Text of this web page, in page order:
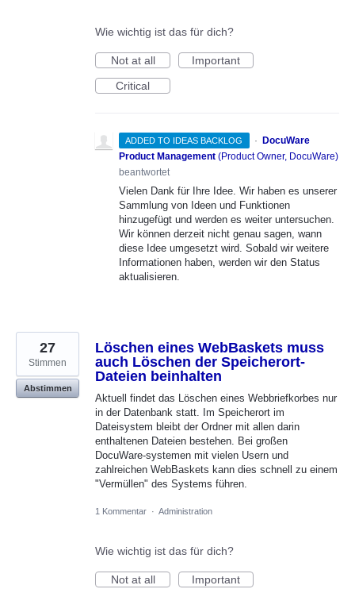
Wie wichtig ist das für dich?
Not at all
Important
Critical
ADDED TO IDEAS BACKLOG · DocuWare
Product Management (Product Owner, DocuWare)
beantwortet
Vielen Dank für Ihre Idee. Wir haben es unserer
Sammlung von Ideen und Funktionen
hinzugefügt und werden es weiter untersuchen.
Wir können derzeit nicht genau sagen, wann
diese Idee umgesetzt wird. Sobald wir weitere
Informationen haben, werden wir den Status
aktualisieren.
Löschen eines WebBaskets muss
auch Löschen der Speicherort-
Dateien beinhalten
Aktuell findet das Löschen eines Webbriefkorbes nur
in der Datenbank statt. Im Speicherort im
Dateisystem bleibt der Ordner mit allen darin
enthaltenen Dateien bestehen. Bei großen
DocuWare-systemen mit vielen Usern und
zahlreichen WebBaskets kann dies schnell zu einem
"Vermüllen" des Systems führen.
27
Stimmen
Abstimmen
1 Kommentar · Administration
Wie wichtig ist das für dich?
Not at all
Important